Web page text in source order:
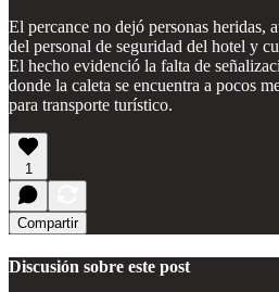
El percance no dejó personas heridas,
del personal de seguridad del hotel y
El hecho evidenció la falta de
donde la caleta se encuentra a pocos
para transporte turístico.
1
Compartir
Discusión sobre este post